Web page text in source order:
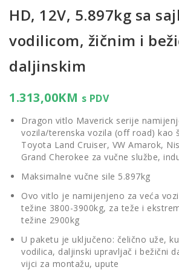
HD, 12V, 5.897kg sa
vodilicom, žičnim i
daljinskim
1.313,00KM s PDV
Dragon vitlo Maverick serije
vozila/terenska vozila (off road) kao
Toyota Land Cruiser, VW Amarok,
Grand Cherokee za vučne službe,
Maksimalne vučne sile 5.897kg
Ovo vitlo je namijenjeno za veća
težine 3800-3900kg, za teže i
težine 2900kg
U paketu je uključeno: čelično uže,
vodilica, daljinski upravljač i bežični
vijci za montažu, upute